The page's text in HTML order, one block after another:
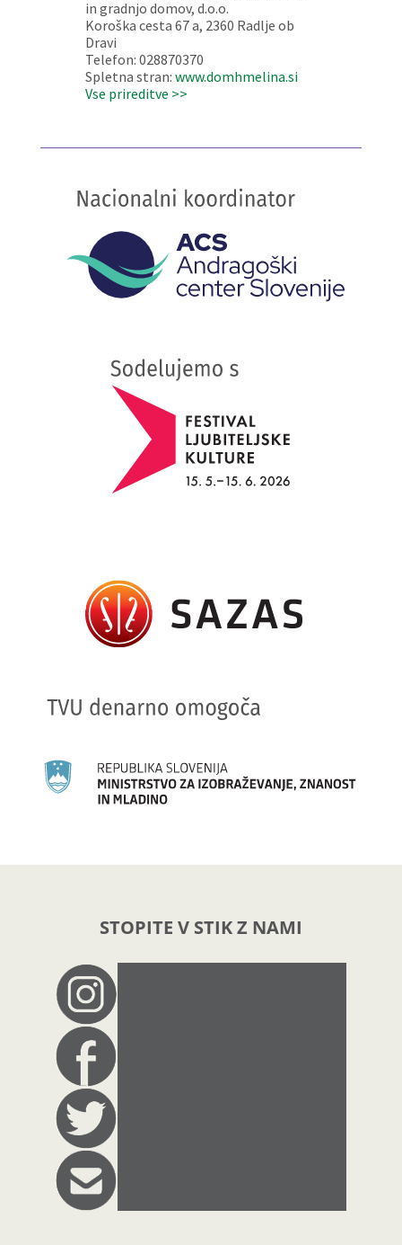
in gradnjo domov, d.o.o.
Koroška cesta 67 a, 2360 Radlje ob
Dravi
Telefon: 028870370
Spletna stran: www.domhmelina.si
Vse prireditve >>
STOPITE V STIK Z NAMI